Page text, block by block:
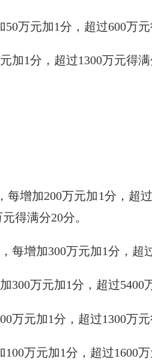
50万元加1分，超过600万
加1分，超过1300万元得
每增加200万元加1分，超过
元得满分20分。
每增加300万元加1分，超
300万元加1分，超过5400
万元加1分，超过1300万
100万元加1分，超过1600